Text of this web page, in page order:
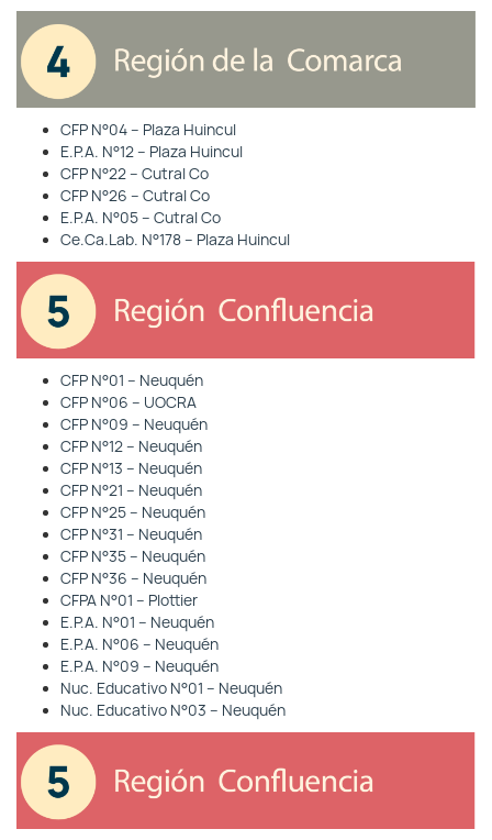
CFP N°04 – Plaza Huincul
E.P.A. N°12 – Plaza Huincul
CFP N°22 – Cutral Co
CFP N°26 – Cutral Co
E.P.A. N°05 – Cutral Co
Ce.Ca.Lab. N°178 – Plaza Huincul
CFP N°01 – Neuquén
CFP N°06 – UOCRA
CFP N°09 – Neuquén
CFP N°12 – Neuquén
CFP N°13 – Neuquén
CFP N°21 – Neuquén
CFP N°25 – Neuquén
CFP N°31 – Neuquén
CFP N°35 – Neuquén
CFP N°36 – Neuquén
CFPA N°01 – Plottier
E.P.A. N°01 – Neuquén
E.P.A. N°06 – Neuquén
E.P.A. N°09 – Neuquén
Nuc. Educativo N°01 – Neuquén
Nuc. Educativo N°03 – Neuquén